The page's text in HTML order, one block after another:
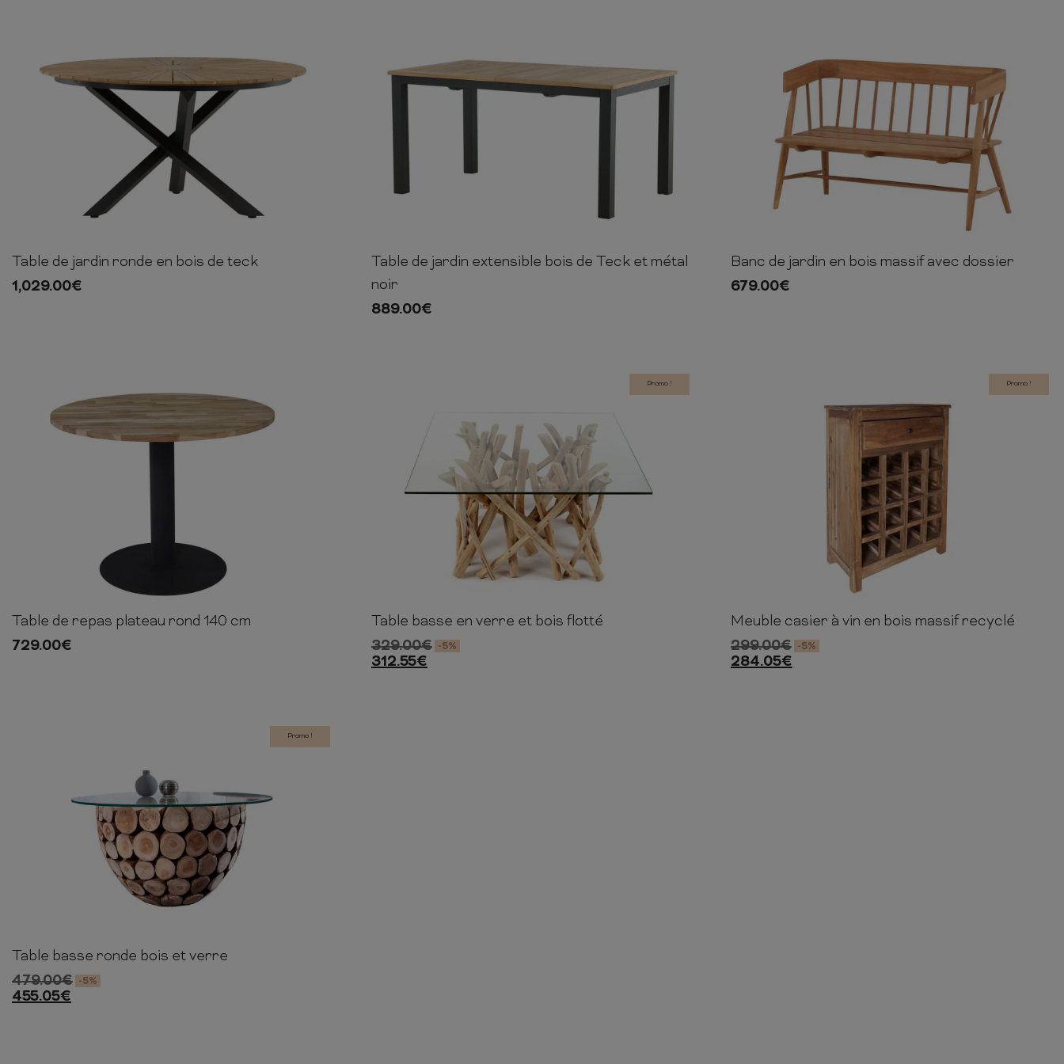
75cm 140cm
Table de jardin ronde en bois de teck
1,029.00€
76cm 152-210cm 90cm
Table de jardin extensible bois de Teck et métal
noir
889.00€
85cm 132cm
Banc de jardin en bois massif avec dossier
679.00€
75cm 140cm
Table de repas plateau rond 140 cm
729.00€
Promo !
40cm 80cm
Table basse en verre et bois flotté
329.00€ -5%
312.55€
Promo !
81cm 56cm
Meuble casier à vin en bois massif recyclé
299.00€ -5%
284.05€
Promo !
41cm 70cm
Table basse ronde bois et verre
479.00€ -5%
455.05€